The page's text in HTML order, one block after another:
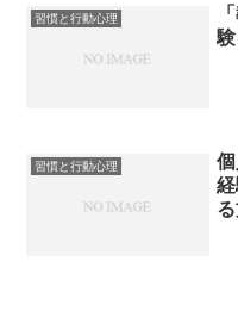
習慣と行動心理
習慣と行動心理